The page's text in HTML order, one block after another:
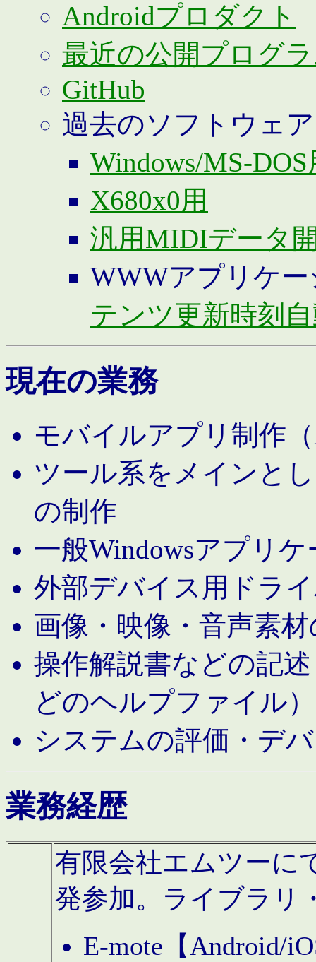
Androidプロダクト
最近の公開プログ
GitHub
過去のソフトウェア
Windows/MS-DOS
X680x0用
汎用MIDIデータ
WWWアプリケ
テンツ更新時刻
現在の業務
モバイルアプリ制作
ツール系をメインと
の制作
一般Windowsアプリ
外部デバイス用ドラ
画像・映像・音声素
操作解説書などの記
どのヘルプファイル）
システムの評価・デ
業務経歴
有限会社エムツーに
発参加。ライブラリ
E-mote【Android/